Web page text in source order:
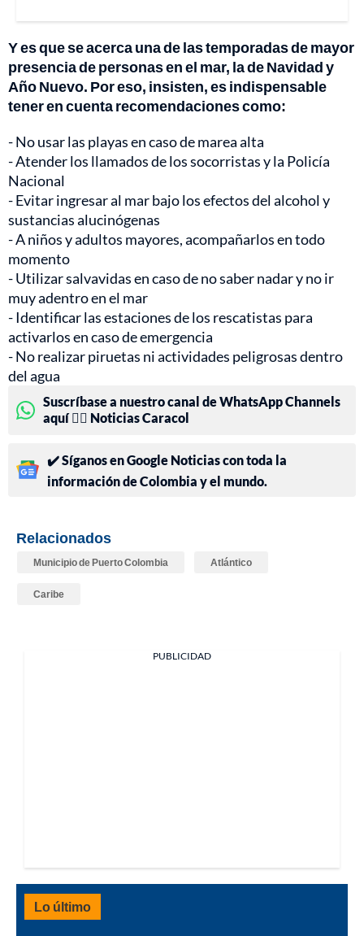
Y es que se acerca una de las temporadas de mayor
presencia de personas en el mar, la de Navidad y
Año Nuevo. Por eso, insisten, es indispensable
tener en cuenta recomendaciones como:
- No usar las playas en caso de marea alta
- Atender los llamados de los socorristas y la Policía
Nacional
- Evitar ingresar al mar bajo los efectos del alcohol y
sustancias alucinógenas
- A niños y adultos mayores, acompañarlos en todo
momento
- Utilizar salvavidas en caso de no saber nadar y no ir
muy adentro en el mar
- Identificar las estaciones de los rescatistas para
activarlos en caso de emergencia
- No realizar piruetas ni actividades peligrosas dentro
del agua
Suscríbase a nuestro canal de WhatsApp Channels
aquí 👉🏻 Noticias Caracol
✔️ Síganos en Google Noticias con toda la
información de Colombia y el mundo.
Relacionados
Municipio de Puerto Colombia Atlántico
Caribe
PUBLICIDAD
Lo último